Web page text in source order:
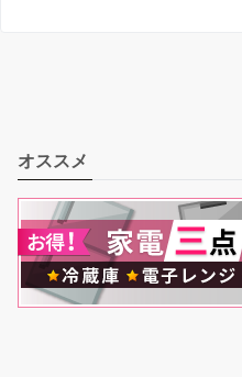
オススメ